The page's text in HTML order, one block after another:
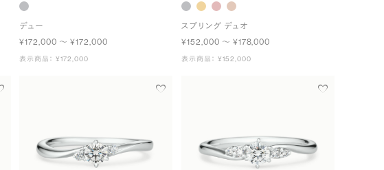
デュー
¥172,000 〜 ¥172,000
表示商品： ¥172,000
スプリング デュオ
¥152,000 〜 ¥178,000
表示商品： ¥152,000